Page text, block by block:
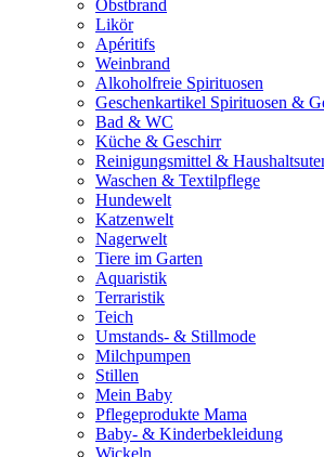
Obstbrand
Likör
Apéritifs
Weinbrand
Alkoholfreie Spirituosen
Geschenkartikel Spirituosen &
Bad & WC
Küche & Geschirr
Reinigungsmittel &
Waschen & Textilpflege
Hundewelt
Katzenwelt
Nagerwelt
Tiere im Garten
Aquaristik
Terraristik
Teich
Umstands- & Stillmode
Milchpumpen
Stillen
Mein Baby
Pflegeprodukte Mama
Baby- & Kinderbekleidung
Wickeln